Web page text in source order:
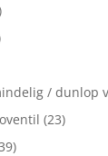
/ dunlop
(23)